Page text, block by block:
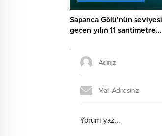
Sapanca Gölü’nün seviyesi
geçen yılın 11 santimetre